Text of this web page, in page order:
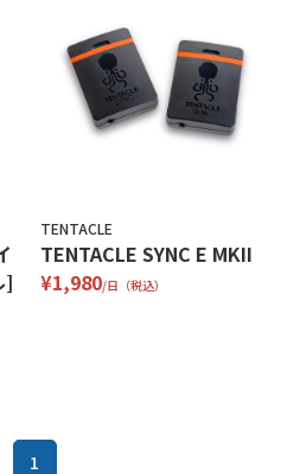
]
TENTACLE
TENTACLE SYNC E MKII
¥1,980/日（税込）
1